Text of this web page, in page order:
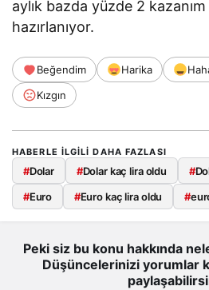
aylık bazda yüzde 2
hazırlanıyor.
Beğendim Harika
Kızgın
HABERLE ILGILI DAHA FAZLASI
#Dolar #Dolar kaç lira oldu #
#Euro #Euro kaç lira oldu #
Peki siz bu konu hakkında
Düşüncelerinizi yorumlar